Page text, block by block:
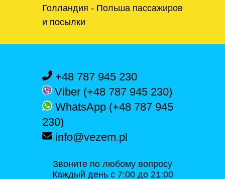
Голландия - Польша пассажиров
и посылки
+48 787 945 230
Viber (+48 787 945 230)
WhatsApp (+48 787 945
230)
info@vezem.pl
Звоните по любому вопросу
Каждый день с 7:00 до 21:00